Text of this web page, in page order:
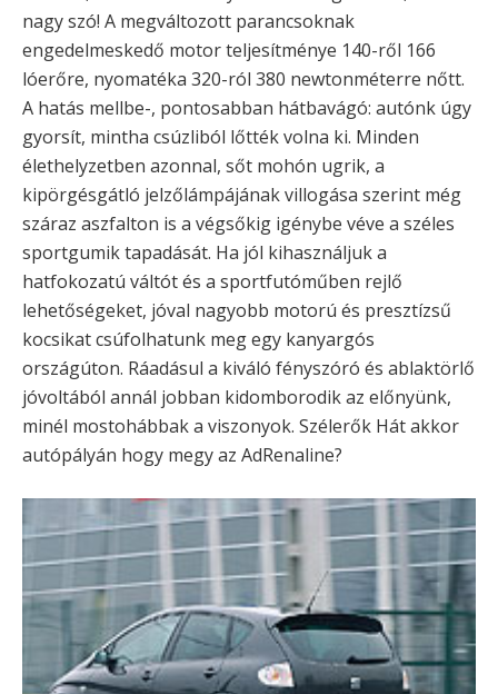
nagy szó! A megváltozott parancsoknak
engedelmeskedő motor teljesítménye 140-ről 166
lóerőre, nyomatéka 320-ról 380 newtonméterre nőtt.
A hatás mellbe-, pontosabban hátbavágó: autónk úgy
gyorsít, mintha csúzliból lőtték volna ki. Minden
élethelyzetben azonnal, sőt mohón ugrik, a
kipörgésgátló jelzőlámpájának villogása szerint még
száraz aszfalton is a végsőkig igénybe véve a széles
sportgumik tapadását. Ha jól kihasználjuk a
hatfokozatú váltót és a sportfutóműben rejlő
lehetőségeket, jóval nagyobb motorú és presztízsű
kocsikat csúfolhatunk meg egy kanyargós
országúton. Ráadásul a kiváló fényszóró és ablaktörlő
jóvoltából annál jobban kidomborodik az előnyünk,
minél mostohábbak a viszonyok. Szélerők Hát akkor
autópályán hogy megy az AdRenaline?